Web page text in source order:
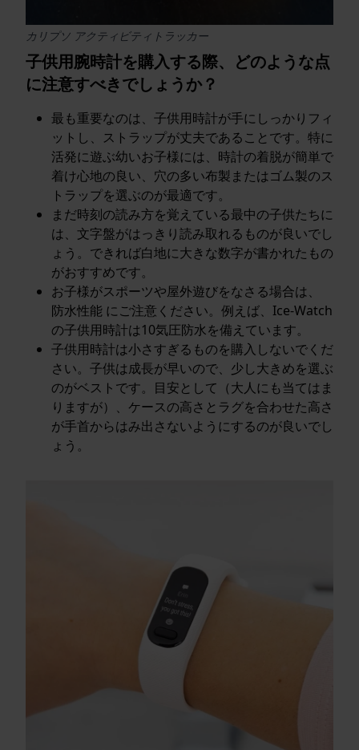
カリプソ アクティビティトラッカー
子供用腕時計を購入する際、どのような点
に注意すべきでしょうか？
最も重要なのは、子供用時計が手にしっかりフィ
ットし、ストラップが丈夫であることです。特に
活発に遊ぶ幼いお子様には、時計の着脱が簡単で
着け心地の良い、穴の多い布製またはゴム製のス
トラップを選ぶのが最適です。
まだ時刻の読み方を覚えている最中の子供たちに
は、文字盤がはっきり読み取れるものが良いでし
ょう。できれば白地に大きな数字が書かれたもの
がおすすめです。
お子様がスポーツや屋外遊びをなさる場合は、
防水性能 にご注意ください。例えば、Ice-Watch
の子供用時計は10気圧防水を備えています。
子供用時計は小さすぎるものを購入しないでくだ
さい。子供は成長が早いので、少し大きめを選ぶ
のがベストです。目安として（大人にも当てはま
りますが）、ケースの高さとラグを合わせた高さ
が手首からはみ出さないようにするのが良いでし
ょう。